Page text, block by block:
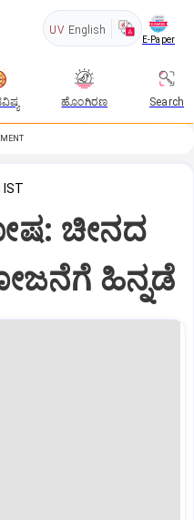
UV English
E-Paper
ಹೊಂಗಿರಣ Search
IST
ಚೀನದ
ಹಿನ್ನಡೆ